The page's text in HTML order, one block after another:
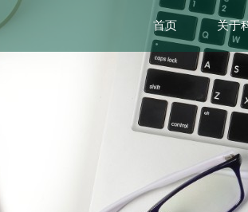
首页 关于